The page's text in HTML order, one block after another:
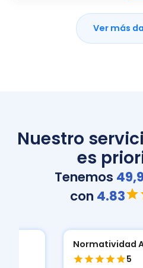
Ver más
Nuestro
es
Tenemos
con 4.83
Normatividad
5